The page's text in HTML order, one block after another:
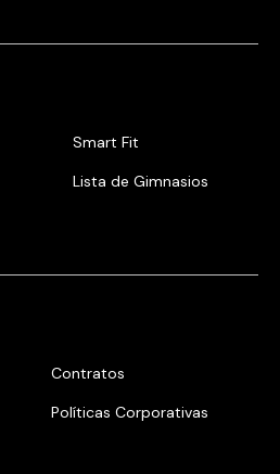
Smart Fit
Lista de Gimnasios
Contratos
Políticas Corporativas